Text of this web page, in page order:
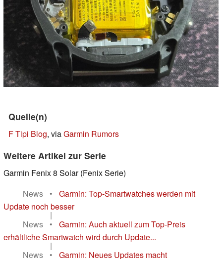
Quelle(n)
F Tipi Blog, viaGarmin Rumors
Weitere Artikel zur Serie
Garmin Fenix 8 Solar (Fenix Serie)
News
•
Garmin: Top-Smartwatches werden mit
Update noch besser
|
News
•
Garmin: Auch aktuell zum Top-Preis
erhältliche Smartwatch wird durch Update...
|
News
• Garmin: Neues Updates macht